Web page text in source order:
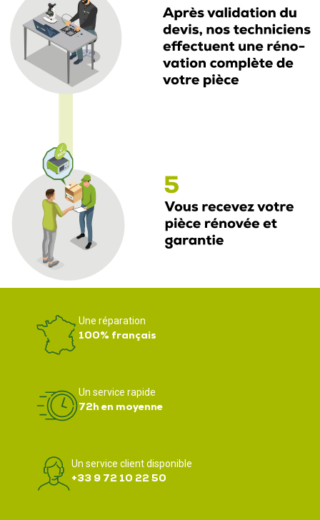
Une réparation
100% français
Un service rapide
72h en moyenne
Un service client disponible
+33 9 72 10 22 50